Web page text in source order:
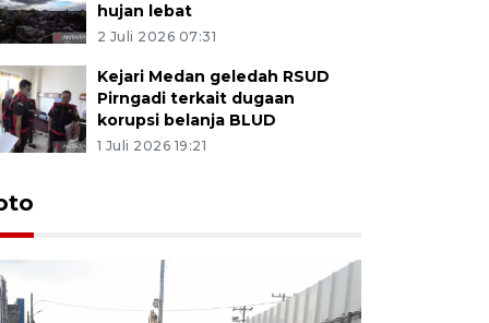
hujan lebat
2 Juli 2026 07:31
Kejari Medan geledah RSUD
Pirngadi terkait dugaan
korupsi belanja BLUD
1 Juli 2026 19:21